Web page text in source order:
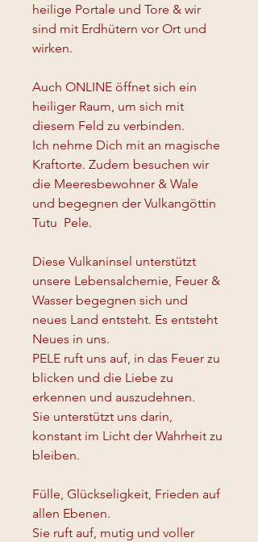
heilige Portale und Tore & wir
sind mit Erdhütern vor Ort und
wirken.
Auch ONLINE öffnet sich ein
heiliger Raum, um sich mit
diesem Feld zu verbinden.
Ich nehme Dich mit an magische
Kraftorte. Zudem besuchen wir
die Meeresbewohner & Wale
und begegnen der Vulkangöttin
Tutu  Pele.
Diese Vulkaninsel unterstützt
unsere Lebensalchemie, Feuer &
Wasser begegnen sich und
neues Land entsteht. Es entsteht
Neues in uns.
PELE ruft uns auf, in das Feuer zu
blicken und die Liebe zu
erkennen und auszudehnen.
Sie unterstützt uns darin,
konstant im Licht der Wahrheit zu
bleiben.
Fülle, Glückseligkeit, Frieden auf
allen Ebenen.
Sie ruft auf, mutig und voller